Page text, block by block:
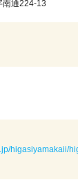
南通224-13
higasiyamakaii/